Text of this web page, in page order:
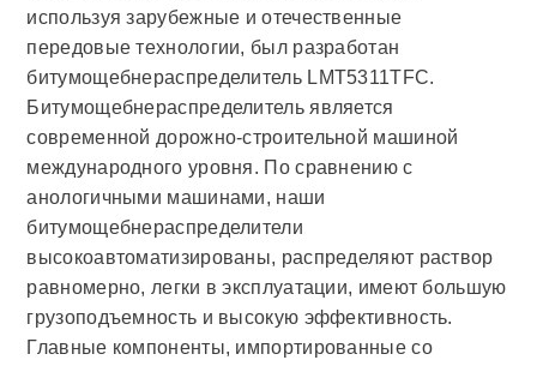
используя зарубежные и отечественные
передовые технологии, был разработан
битумощебнераспределитель LMT5311TFC.
Битумощебнераспределитель является
современной дорожно-строительной машиной
международного уровня. По сравнению с
анологичными машинами, наши
битумощебнераспределители
высокоавтоматизированы, распределяют раствор
равномерно, легки в эксплуатации, имеют большую
грузоподъемность и высокую эффективность.
Главные компоненты, импортированные со